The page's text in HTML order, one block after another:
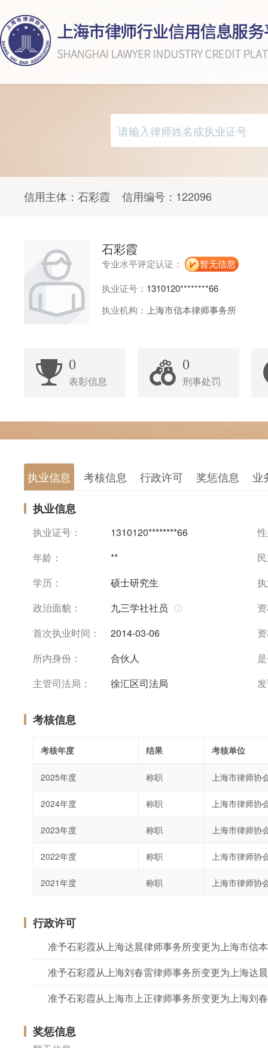
信用主体： 石彩霞 信用编号： 122096
石彩霞
专业水平评定认证：
暂无信息
执业证号： 1310120********66
执业机构： 上海市信本律师事务所
0
表彰信息
0
刑事处罚
执业信息 考核信息 行政许可 奖惩信息 业
执业信息
执业证号： 1310120********66
年龄：
**
学历：
硕士研究生
政治面貌：
九三学社社员
首次执业时间：
2014-03-06
所内身份：
合伙人
主管司法局：
徐汇区司法局
考核信息
考核年度 结果 考核单位
2025年度 称职 上海市律师协
2024年度 称职 上海市律师协
2023年度 称职 上海市律师协
2022年度 称职 上海市律师协
2021年度 称职 上海市律师协
行政许可
准予石彩霞从上海达晨律师事务所变更为上海市信
准予石彩霞从上海刘春雷律师事务所变更为上海达
准予石彩霞从上海市上正律师事务所变更为上海刘
奖惩信息